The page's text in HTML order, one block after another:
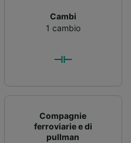
Cambi
1 cambio
Compagnie
ferroviarie e di
pullman